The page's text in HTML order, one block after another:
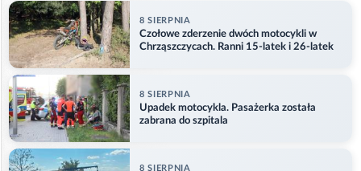
8 SIERPNIA
Czołowe zderzenie dwóch motocykli w
Chrząszczycach. Ranni 15-latek i 26-latek
8 SIERPNIA
Upadek motocykla. Pasażerka została
zabrana do szpitala
8 SIERPNIA